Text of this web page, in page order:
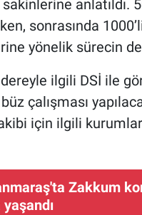
anlatıldı.
sonrasında
yönelik sürecin
ilgili DSİ ile
çalışması
için ilgili
Zakkum